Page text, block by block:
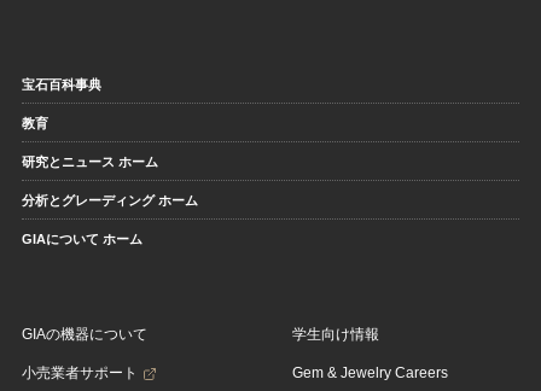
宝石百科事典
教育
研究とニュース ホーム
分析とグレーディング ホーム
GIAについて ホーム
GIAの機器について
小売業者サポート
学生向け情報
Gem & Jewelry Careers